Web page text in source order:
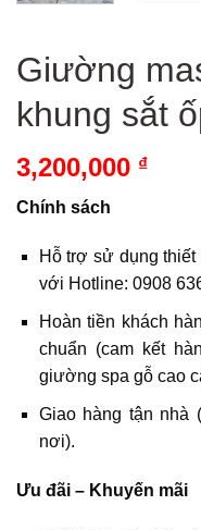
Giường
khung sắt
3,200,000 ₫
Chính sách
Hỗ trợ sử dụng
với Hotline: 0908
Hoàn tiền khách
chuẩn (cam kết
giường spa gỗ cao
Giao hàng tận nhà
nơi).
Ưu đãi – Khuyến mãi